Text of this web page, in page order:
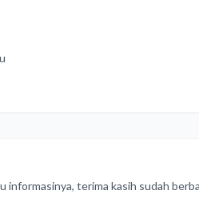
informasinya, terima kasih sudah